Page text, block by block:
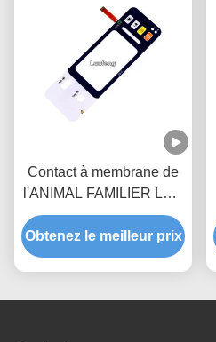
Contact à membrane de
l'ANIMAL FAMILIER LED
de polyester, contact à
membrane de clé adapté
aux besoins du client de
Obtenez le meilleur prix